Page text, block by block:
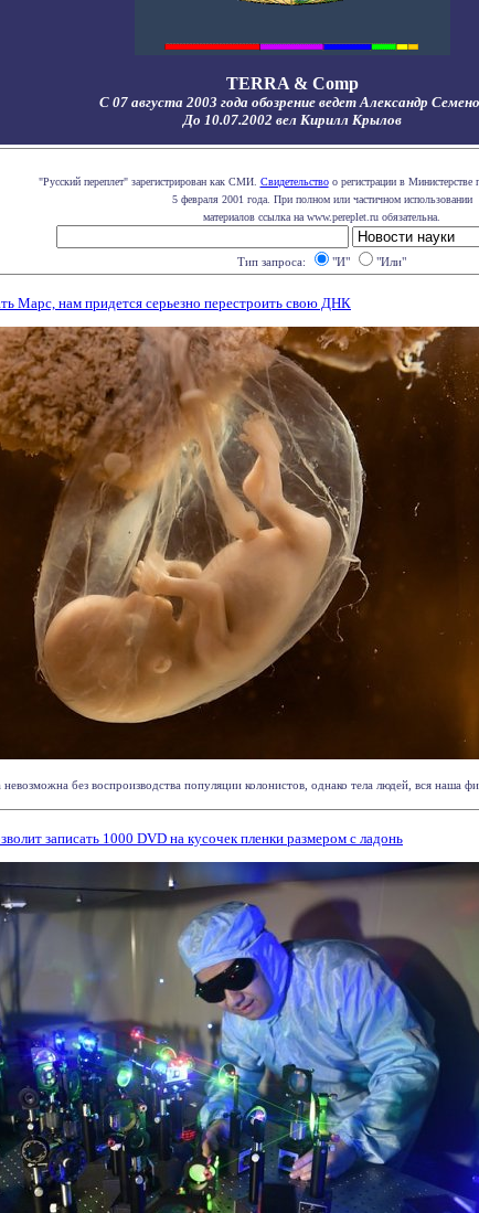
TERRA & Comp
С 07 августа 2003 года обозрение ведет Александр
До 10.07.2002 вел Кирилл Крылов
"Русский переплет" зарегистрирован как СМИ. Свидетельствоо регистрации в
5 февраля 2001 года. При полном или частичном использовании
материалов ссылка на www.pereplet.ru обязательна.
Тип запроса: "И" "Или"
Марс, нам придется серьезно перестроить свою ДНК
без воспроизводства популяции колонистов, однако тела людей, вся наша
записать 1000 DVD на кусочек пленки размером с ладонь